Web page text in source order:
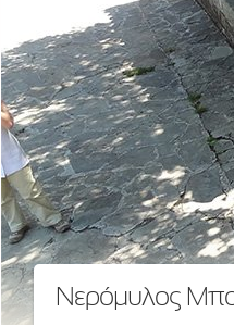
Νερόμυλος